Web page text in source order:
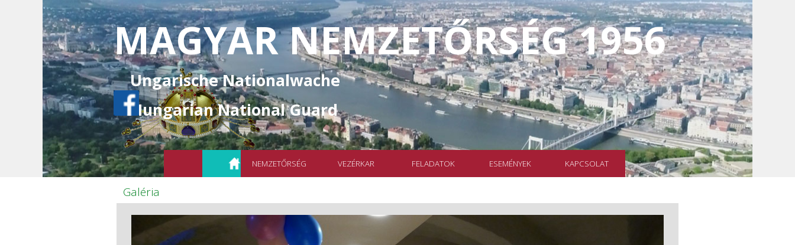
NEMZETŐRSÉG VEZÉRKAR FELADATOK ESEMÉNYEK KAPCSOLAT
MAGYAR NEMZETŐRSÉG 1956
Ungarische Nationalwache
Hungarian National Guard
Galéria